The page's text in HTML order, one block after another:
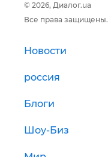
© 2026, Диалог.ua
Все права защищены.
Новости
россия
Блоги
Шоу-Биз